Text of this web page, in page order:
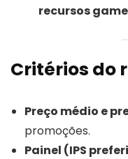
recursos
Critérios do
Preço médio e
promoções.
Painel (IPS